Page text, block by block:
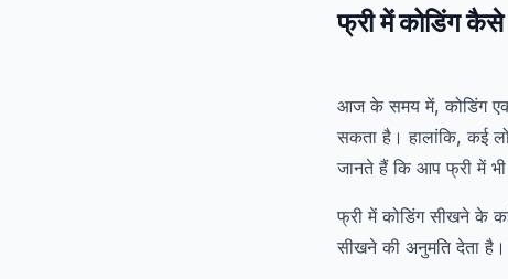
फ्री मेंकोडिंगकैसे
आज के समय में, कोडिंग एक
सकता है। हालांकि, कई
जानते हैं कि आप फ्री में
फ्री में कोडिंग सीखने के
सीखने की अनुमति देता